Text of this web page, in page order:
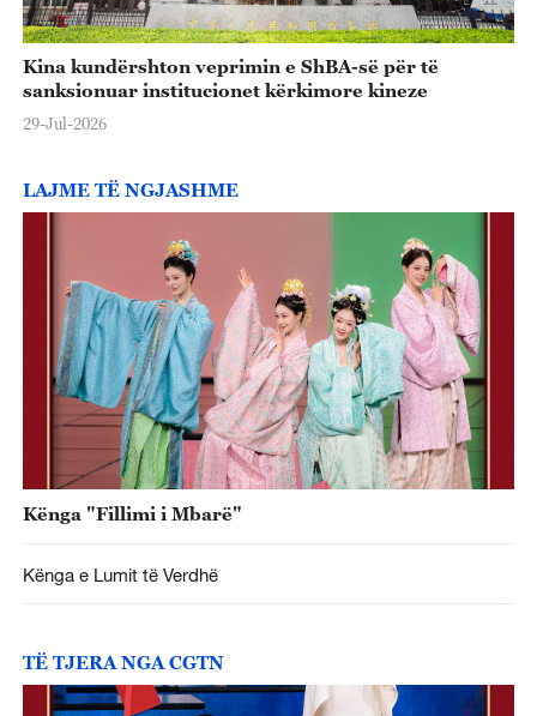
Kina kundërshton veprimin e ShBA-së për të
sanksionuar institucionet kërkimore kineze
29-Jul-2026
LAJME TË NGJASHME
Kënga "Fillimi i Mbarë"
Kënga e Lumit të Verdhë
TË TJERA NGA CGTN